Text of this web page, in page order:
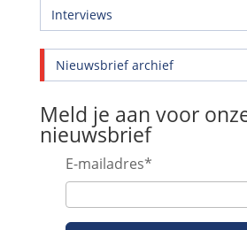
Interviews
Nieuwsbrief archief
Meld je aan voor
nieuwsbrief
E-mailadres*